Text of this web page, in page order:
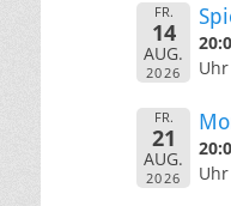
FR.
14
AUG.
2026
FR.
21
AUG.
2026